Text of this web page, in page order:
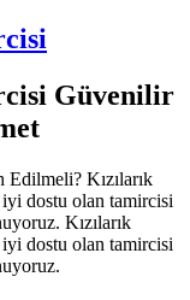
Güvenilir
Edilmeli? Kızılarık
iyi dostu olan tamircisi
Kızılarık
iyi dostu olan tamircisi